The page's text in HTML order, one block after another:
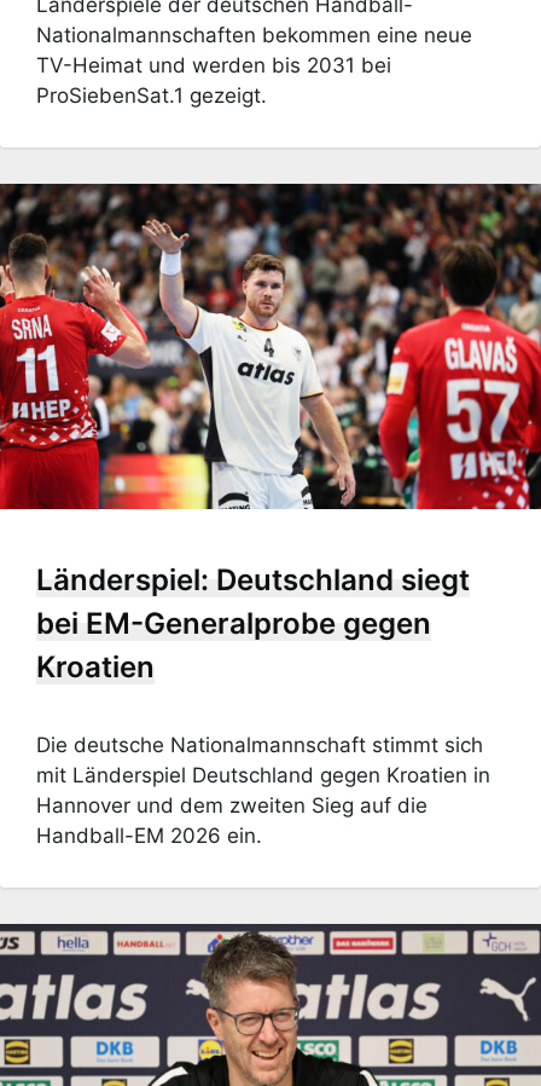
Länderspiele der deutschen Handball-
Nationalmannschaften bekommen eine neue
TV-Heimat und werden bis 2031 bei
ProSiebenSat.1 gezeigt.
Länderspiel: Deutschland siegt
bei EM-Generalprobe gegen
Kroatien
Die deutsche Nationalmannschaft stimmt sich
mit Länderspiel Deutschland gegen Kroatien in
Hannover und dem zweiten Sieg auf die
Handball-EM 2026 ein.